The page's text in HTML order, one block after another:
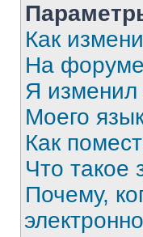
Как
На
Я изменил
Моего
Как
Что такое
Почему,